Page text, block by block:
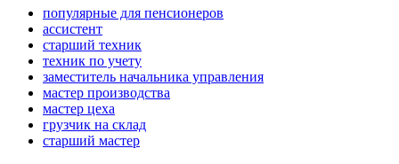
популярные для пенсионеров
ассистент
старший техник
техник по учету
заместитель начальника управления
мастер производства
мастер цеха
грузчик на склад
старший мастер